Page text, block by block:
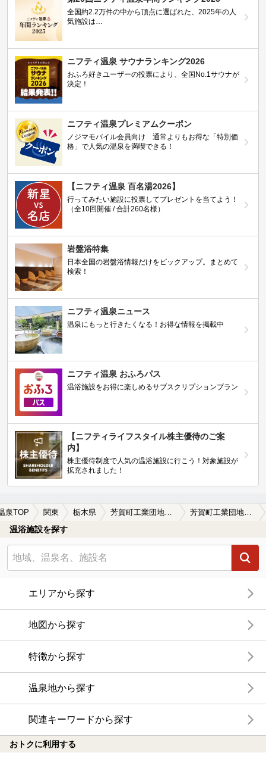
全国約2.2万件の中から頂点に選ばれた、2025年の人
気施設は…
ニフティ温泉 サウナランキング2026
おふろ好きユーザーの投票により、全国No.1サウナが
決定！
ニフティ温泉プレミアムクーポン
ノジマモバイル会員向け 通常よりもお得な「特別価
格」で人気の温泉を満喫できる！
【ニフティ温泉 百名湯2026】
行ってみたい施設に投票してプレゼントを当てよう！
（全10回開催 / 合計260名様）
岩盤浴特集
日本全国の岩盤浴情報だけをピックアップ。まとめて
検索！
ニフティ温泉ニュース
温泉にもっと行きたくなる！お得な情報を掲載中
ニフティ温泉 おふろパス
温浴施設をお得に楽しめるサブスクリプションプラン
【ニフティライフスタイル株主優待のご案
内】
株主優待制度で人気の温浴施設に行こう！対象施設が
拡充されました！
泉TOP 関東 栃木県 芳賀町工業団地管理センター前駅 芳賀町工業団地管理センター前駅近くの温泉宿・温泉旅館・ホテルおすすめ(2026年版)
温浴施設を探す
エリアから探す
地図から探す
特徴から探す
温泉地から探す
関連キーワードから探す
おトクに利用する